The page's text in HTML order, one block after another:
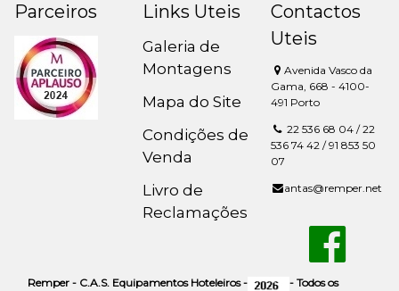
Parceiros Links Uteis
Galeria de
Montagens
Mapa do Site
Condições de
Venda
Livro de
Reclamações
Contactos
Uteis
Avenida Vasco da
Gama, 668 - 4100-
491 Porto
22 536 68 04 / 22
536 74 42 / 91 853 50
07
antas@remper.net
Remper - C.A.S. Equipamentos Hoteleiros - - Todos os